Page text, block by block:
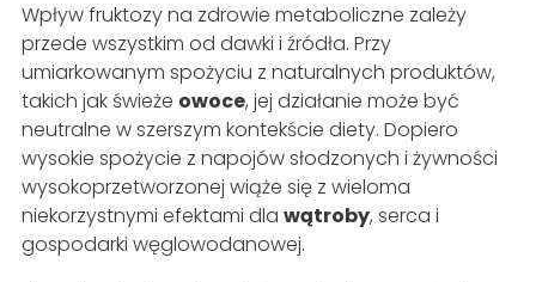
Wpływ fruktozy na zdrowie metaboliczne zależy
przede wszystkim od dawki i źródła. Przy
umiarkowanym spożyciu z naturalnych produktów,
takich jak świeże owoce, jej działanie może być
neutralne w szerszym kontekście diety. Dopiero
wysokie spożycie z napojów słodzonych i żywności
wysokoprzetworzonej wiąże się z wieloma
niekorzystnymi efektami dla wątroby, serca i
gospodarki węglowodanowej.